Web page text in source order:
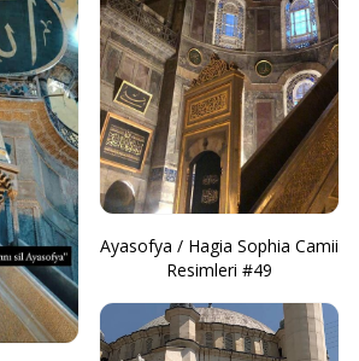
Ayasofya / Hagia Sophia Camii
Resimleri #49